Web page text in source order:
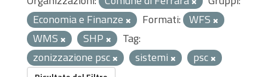
Economia e Finanze
Formati: WFS
WMS
SHP
Tag:
zonizzazione psc
sistemi psc